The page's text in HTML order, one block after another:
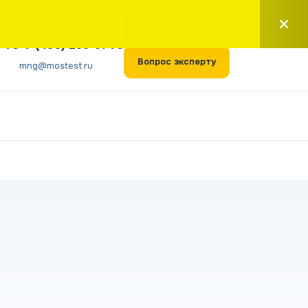
73+7 (495) 266-61-73
mng@mostest.ru Вопрос эксперту